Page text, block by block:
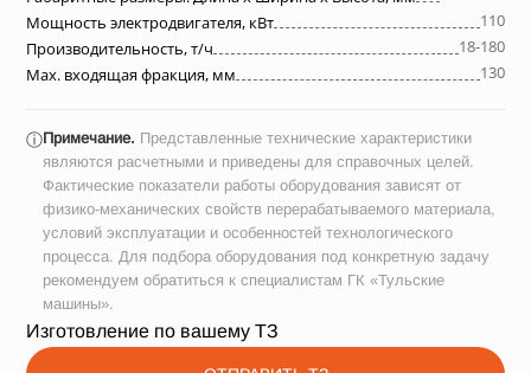
Мощность электродвигателя, кВт
110
Производительность, т/ч
18-180
Max. входящая фракция, мм
130
ⓘПримечание. Представленные технические характеристики
являются расчетными и приведены для справочных целей.
Фактические показатели работы оборудования зависят от
физико-механических свойств перерабатываемого материала,
условий эксплуатации и особенностей технологического
процесса. Для подбора оборудования под конкретную задачу
рекомендуем обратиться к специалистам ГК «Тульские
машины».
Изготовление по вашему ТЗ